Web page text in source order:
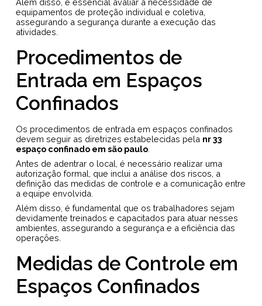
equipamentos de proteção individual e coletiva,
assegurando a segurança durante a execução das
atividades.
Procedimentos de
Entrada em Espaços
Confinados
Os procedimentos de entrada em espaços confinados
devem seguir as diretrizes estabelecidas pela nr 33
espaço confinado em são paulo
Antes de adentrar o local, é necessário realizar uma
autorização formal, que inclui a análise dos riscos, a
definição das medidas de controle e a comunicação entre
a equipe envolvida.
Além disso, é fundamental que os trabalhadores sejam
devidamente treinados e capacitados para atuar nesses
ambientes, assegurando a segurança e a eficiência das
operações.
Medidas de Controle em
Espaços Confinados